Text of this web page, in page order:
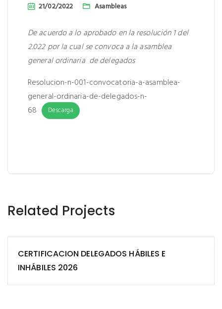
21/02/2022 Asambleas
De acuerdo a lo aprobado en la resolución 1 del
2.022 por la cual se convoca a la asamblea
general ordinaria de delegados
Resolucion-n-001-convocatoria-a-asamblea-
general-ordinaria-de-delegados-n-
68
Descarga
Related Projects
CERTIFICACION DELEGADOS HÁBILES E
INHÁBILES 2026